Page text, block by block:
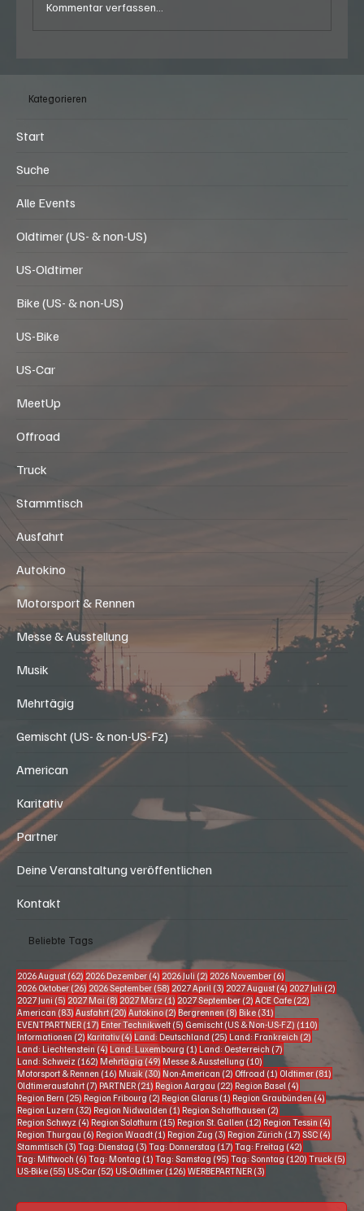
Sonntag, 09.08.2026, 02:00 Uhr
Kommentar verfassen...
Kategorieren
Start
Suche
Alle Events
Oldtimer (US- & non-US)
US-Oldtimer
Bike (US- & non-US)
US-Bike
US-Car
MeetUp
Offroad
Truck
Stammtisch
Ausfahrt
Autokino
Motorsport & Rennen
Messe & Ausstellung
Musik
Mehrtägig
Gemischt (US- & non-US-Fz)
American
Karitativ
Partner
Deine Veranstaltung veröffentlichen
Kontakt
Beliebte Tags
2026 August (62) 62 Beiträge
2026 Dezember (4) 4 Beiträge
2026 Juli (2) 2 Beiträge
2026 November (6) 6 Beiträge
2026 Oktober (26) 26 Beiträge
2026 September (58) 58 Beiträge
2027 April (3) 3 Beiträge
2027 August (4) 4 Beiträge
2027 Juli (2)
2027 Juni (5) 5 Beiträge
2027 Mai (8) 8 Beiträge
2027 März (1) 1 Beitrag
2027 September (2) 2 Beiträge
ACE Cafe (22) 22 Beiträge
American (83) 83 Beiträge
Ausfahrt (20) 20 Beiträge
Autokino (2) 2 Beiträge
Bergrennen (8) 8 Beiträge
Bike (31)
EVENTPARTNER (17) 17 Beiträge
Enter Technikwelt (5) 5 Beiträge
Gemischt (US & Non-US-FZ) (110)
Informationen (2) 2 Beiträge
Karitativ (4) 4 Beiträge
Land: Deutschland (25) 25 Beiträge
Land: Frankreich (2)
Land: Liechtenstein (4) 4 Beiträge
Land: Luxembourg (1) 1 Beitrag
Land: Oesterreich (7)
Land: Schweiz (162) 162 Beiträge
Mehrtägig (49) 49 Beiträge
Messe & Ausstellung (10)
Motorsport & Rennen (16) 16 Beiträge
Musik (30) 30 Beiträge
Non-American (2) 2 Beiträge
Offroad (1) 1 Beitrag
Oldtimer (81)
Oldtimerausfahrt (7) 7 Beiträge
PARTNER (21) 21 Beiträge
Region Aargau (22) 22 Beiträge
Region Basel (4)
Region Bern (25) 25 Beiträge
Region Fribourg (2) 2 Beiträge
Region Glarus (1) 1 Beitrag
Region Graubünden (4)4 Beiträge
Region Luzern (32) 32 Beiträge
Region Nidwalden (1) 1 Beitrag
Region Schaffhausen (2)
Region Schwyz (4) 4 Beiträge
Region Solothurn (15) 15 Beiträge
Region St. Gallen (12) 12 Beiträge
Region Tessin (4) 4
Region Thurgau (6) 6 Beiträge
Region Waadt (1) 1 Beitrag
Region Zug (3) 3 Beiträge
Region Zürich (17) 17 Beiträge
SSC (4) 4
Stammtisch (3) 3 Beiträge
Tag: Dienstag (3) 3 Beiträge
Tag: Donnerstag (17) 17 Beiträge
Tag: Freitag (42)
Tag: Mittwoch (6) 6 Beiträge
Tag: Montag (1) 1 Beitrag
Tag: Samstag (95) 95 Beiträge
Tag: Sonntag (120) 120 Beiträge
Truck (5)
US-Bike (55) 55 Beiträge
US-Car (52) 52 Beiträge
US-Oldtimer (126) 126 Beiträge
WERBEPARTNER (3)